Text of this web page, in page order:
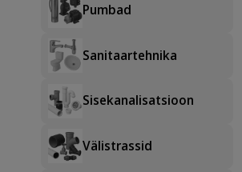
Pumbad
Sanitaartehnika
Sisekanalisatsioon
Välistrassid